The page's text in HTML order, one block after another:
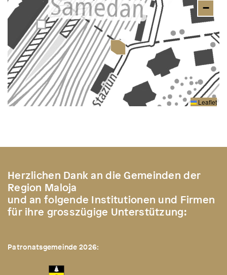
−
Leaflet
Herzlichen Dank an die Gemeinden der
Region Maloja
und an folgende Institutionen und Firmen
für ihre grosszügige Unterstützung:
Patronatsgemeinde 2026: